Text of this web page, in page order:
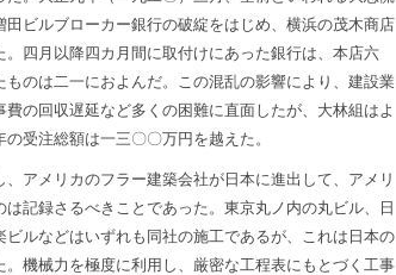
田ビルブローカー銀行の破綻をはじめ、横浜の茂木商店
。四月以降四カ月間に取付けにあった銀行は、本店六
のは二一におよんだ。この混乱の影響により、建設業
の回収遅延など多くの困難に直面したが、大林組はよ
受注総額は一三〇〇万円を越えた。
アメリカのフラー建築会社が日本に進出して、アメリ
記録さるべきことであった。東京丸ノ内の丸ビル、日
ビルなどはいずれも同社の施工であるが、これは日本の
。機械力を極度に利用し、厳密な工程表にもとづく工事